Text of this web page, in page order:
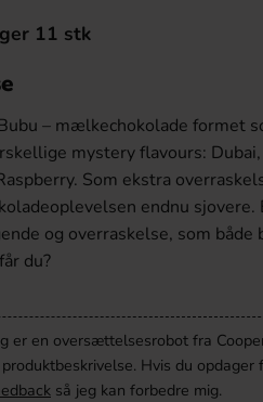
11 stk
– mælkechokolade formet
mystery flavours:
Som ekstra
endnu
og overraskelse, som både
du?
er en oversættelsesrobot fra
Hvis du
så jeg kan forbedre mig.